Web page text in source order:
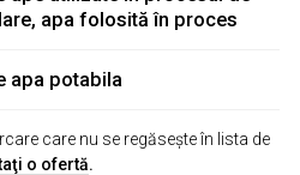
apa folosită în proces
apa potabila
care nu se regăseşte în lista de
o ofertă.